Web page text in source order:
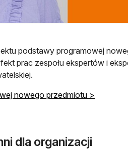
podstawy programowej
prac zespołu ekspertów i
nowego przedmiotu >
dla organizacji